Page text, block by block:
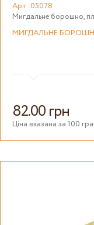
Арт :05078
Мигдальне борошно,
МИГДАЛЬНЕ
82.00 грн
Ціна вказана за 100